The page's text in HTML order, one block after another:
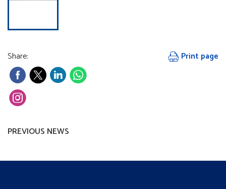
Share: Print page
PREVIOUS NEWS